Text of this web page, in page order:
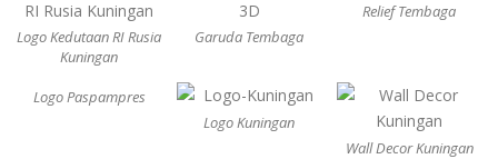
Logo Kedutaan RI Rusia
Kuningan
Garuda Tembaga
Relief Tembaga
Logo Paspampres
Logo Kuningan
Wall Decor Kuningan